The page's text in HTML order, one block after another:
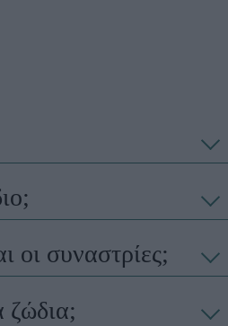
οι συναστρίες;
ζώδια;